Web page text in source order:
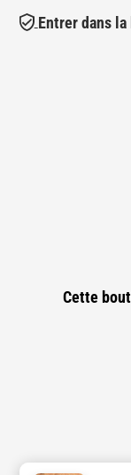
Entrer dans
Cette